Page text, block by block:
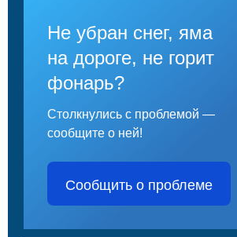
Не убран снег, яма
на дороге, не горит
фонарь?
Столкнулись с проблемой —
сообщите о ней!
Сообщить о проблеме